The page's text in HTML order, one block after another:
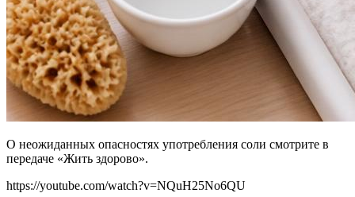
О неожиданных опасностях употребления соли смотрите в
передаче «Жить здорово».
https://youtube.com/watch?v=NQuH25No6QU